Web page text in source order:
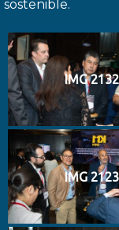
sostenible.
IMG 2132
IMG 2123